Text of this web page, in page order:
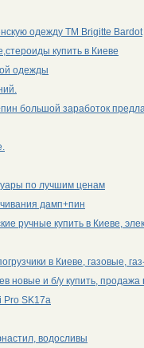
одежду TM Brigitte Bardot
купить в Киеве
одежды
большой заработок
по лучшим ценам
дамп+пин
ручные купить в Киеве,
в Киеве, газовые,
новые и б/у купить, продажа
Pro SK17a
водосливы